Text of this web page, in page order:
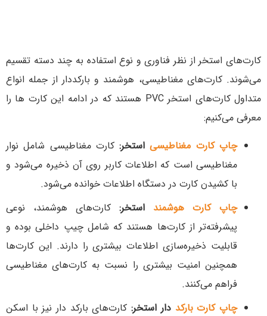
کارت‌های استخر از نظر فناوری و نوع استفاده به چند دسته تقسیم
می‌شوند. کارت‌های مغناطیسی، هوشمند و بارکددار از جمله انواع
متداول کارت‌های استخر PVC هستند که در ادامه این کارت ها را
معرفی می‌کنیم:
چاپ کارت مغناطیسیاستخر:کارت مغناطیسی شامل نوار
مغناطیسی است که اطلاعات کاربر روی آن ذخیره می‌شود و
با کشیدن کارت در دستگاه اطلاعات خوانده می‌شود.
چاپ کارت هوشمند استخر: کارت‌های هوشمند، نوعی
پیشرفته‌تر از کارت‌ها هستند که شامل چیپ داخلی بوده و
قابلیت ذخیره‌سازی اطلاعات بیشتری را دارند. این کارت‌ها
همچنین امنیت بیشتری را نسبت به کارت‌های مغناطیسی
فراهم می‌کنند.
چاپ کارت بارکد دار استخر:کارت‌های بارکد دار نیز با اسکن